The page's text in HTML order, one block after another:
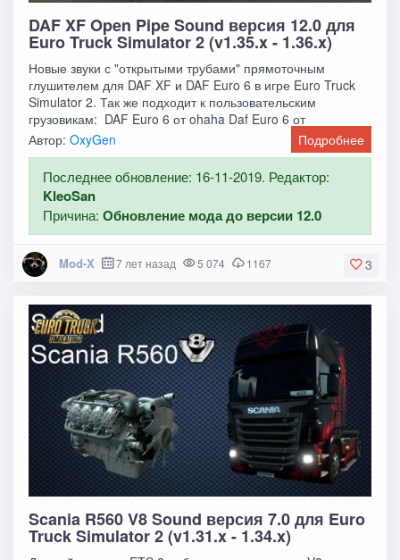
DAF XF Open Pipe Sound версия 12.0 для
Euro Truck Simulator 2 (v1.35.x - 1.36.x)
Новые звуки с "открытыми трубами" прямоточным
глушителем для DAF XF и DAF Euro 6 в игре Euro Truck
Simulator 2. Так же подходит к пользовательским
грузовикам: DAF Euro 6 от ohaha Daf Euro 6 от
Автор:OxyGen Подробнее
Последнее обновление: 16-11-2019. Редактор:
KleoSan
Причина:Обновление мода до версии 12.0
3
Mod-X 7 лет назад 5 074 1167
Scania R560 V8 Sound версия 7.0 для Euro
Truck Simulator 2 (v1.31.x - 1.34.x)